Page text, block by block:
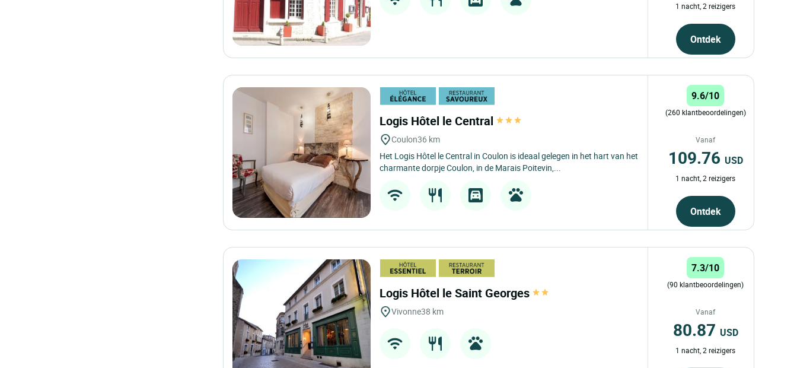
1 nacht, 2 reizigers
Ontdek
Logis Hôtel le Central
Coulon36 km
Het Logis Hôtel le Central in Coulon is ideaal gelegen in het hart van het
charmante dorpje Coulon, in de Marais Poitevin,...
9.6/10
(260 klantbeoordelingen)
Vanaf
109.76 USD
1 nacht, 2 reizigers
Ontdek
Logis Hôtel le Saint Georges
Vivonne38 km
7.3/10
(90 klantbeoordelingen)
Vanaf
80.87 USD
1 nacht, 2 reizigers